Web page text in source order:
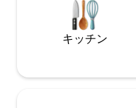
キッチン